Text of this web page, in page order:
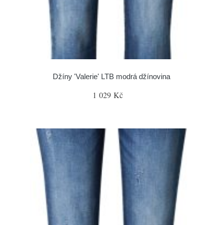
Džíny 'Valerie' LTB modrá džínovina
1 029 Kč